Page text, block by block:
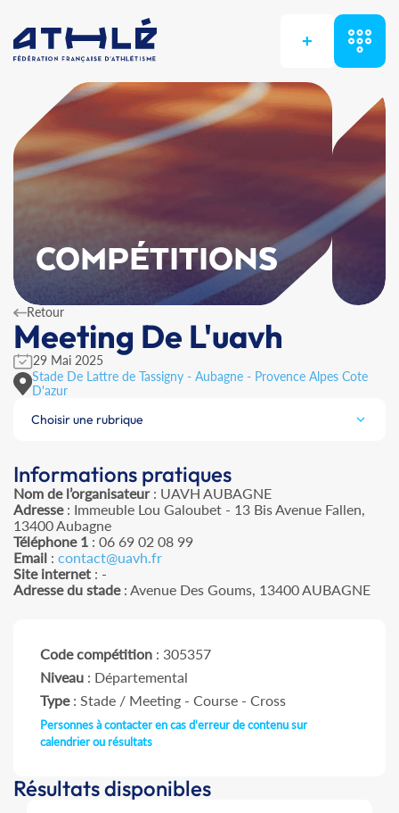
+
COMPÉTITIONS
Retour
Meeting De L'uavh
29 Mai 2025
Stade De Lattre de Tassigny - Aubagne - Provence Alpes Cote
D'azur
Choisir une rubrique
Informations pratiques
Nom de l’organisateur: UAVH AUBAGNE
Adresse: Immeuble Lou Galoubet - 13 Bis Avenue Fallen,
13400 Aubagne
Téléphone 1 : 06 69 02 08 99
Email : contact@uavh.fr
Site internet : -
Adresse du stade: Avenue Des Goums, 13400 AUBAGNE
Code compétition : 305357
Niveau : Départemental
Type: Stade / Meeting - Course - Cross
Personnes à contacter en cas d'erreur de contenu sur
calendrier ou résultats
Résultats disponibles